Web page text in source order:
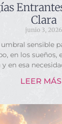
Clara
junio 3, 2026
sensible
en los sueños,
y en esa
LEER MÁS